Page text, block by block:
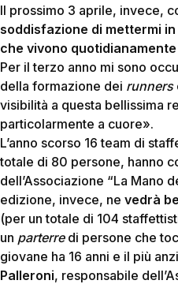
Il prossimo 3 aprile, invece,
soddisfazione di mettermi
che vivono
Per il terzo anno mi sono
della formazione dei runners
visibilità a questa bellissima
particolarmente a cuore».
L’anno scorso 16 team di
totale di 80 persone, hanno
dell’Associazione “La Mano
edizione, invece, ne vedrà
(per un totale di 104
un parterredi persone che
giovane ha 16 anni e il più
Palleroni, responsabile